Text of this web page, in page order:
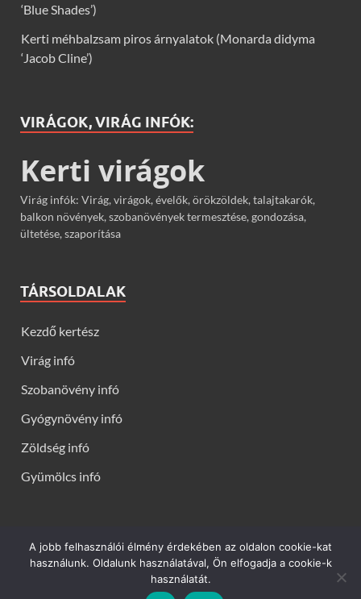
‘Blue Shades’)
Kerti méhbalzsam piros árnyalatok (Monarda didyma
‘Jacob Cline’)
VIRÁGOK, VIRÁG INFÓK:
Kerti virágok
Virág infók: Virág, virágok, évelők, örökzöldek, talajtakarók,
balkon növények, szobanövények termesztése, gondozása,
ültetése, szaporítása
TÁRSOLDALAK
Kezdő kertész
Virág infó
Szobanövény infó
Gyógynövény infó
Zöldség infó
Gyümölcs infó
Kerti virágok - Virág infók: Virág, virágok, évelők, örökzöldek,
talajtakarók, balkon növények, szobanövények termesztése,
gondozása, ültetése, szaporítása
A jobb felhasználói élmény érdekében az oldalon cookie-kat
használunk. Oldalunk használatával, Ön elfogadja a cookie-k
használatát.